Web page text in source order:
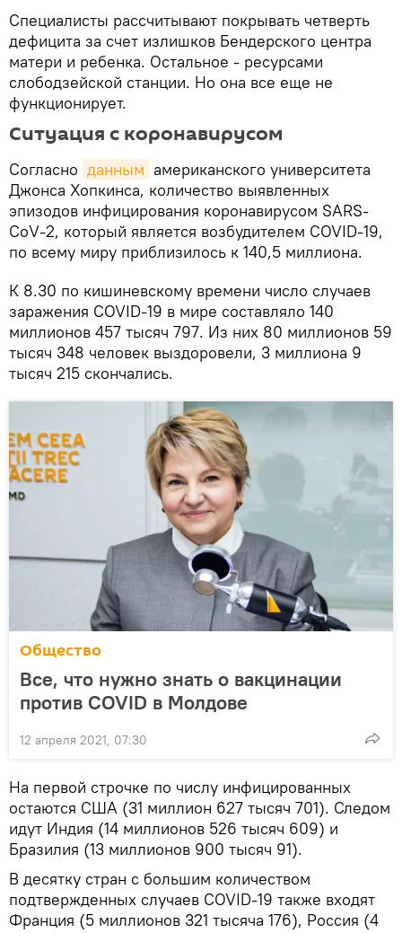
Специалисты рассчитывают покрывать четверть
дефицита за счет излишков Бендерского центра
матери и ребенка. Остальное - ресурсами
слободзейской станции. Но она все еще не
функционирует.
Ситуация с коронавирусом
Согласно данным американского университета
Джонса Хопкинса, количество выявленных
эпизодов инфицирования коронавирусом SARS-
CoV-2, который является возбудителем COVID-19,
по всему миру приблизилось к 140,5 миллиона.
К 8.30 по кишиневскому времени число случаев
заражения COVID-19 в мире составляло 140
миллионов 457 тысяч 797. Из них 80 миллионов 59
тысяч 348 человек выздоровели, 3 миллиона 9
тысяч 215 скончались.
Общество
Все, что нужно знать о вакцинации
против COVID в Молдове
12 апреля 2021, 07:30
На первой строчке по числу инфицированных
остаются США (31 миллион 627 тысяч 701). Следом
идут Индия (14 миллионов 526 тысяч 609) и
Бразилия (13 миллионов 900 тысяч 91).
В десятку стран с большим количеством
подтвержденных случаев COVID-19 также входят
Франция (5 миллионов 321 тысяча 176), Россия (4